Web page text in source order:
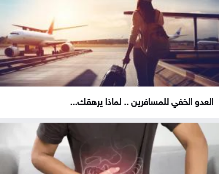
العدو الخفي للمسافرين .. لماذا يرهقك...